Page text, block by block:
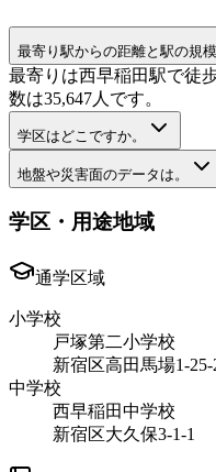
最寄り駅からの距離と駅の規模
最寄りは西早稲田駅で徒
数は35,647人です。
学区はどこですか。
地盤や災害面のデータは。
学区・用途地域
通学区域
小学校
戸塚第二小学校
新宿区高田馬場1-25-
中学校
西早稲田中学校
新宿区大久保3-1-1